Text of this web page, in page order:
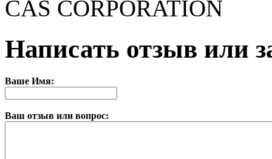
CAS CORPORATION
Написать отзыв или
Ваше Имя:
Ваш отзыв или вопрос: